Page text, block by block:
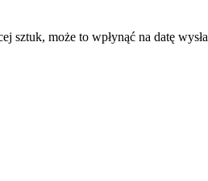
sztuk, może to wpłynąć na datę